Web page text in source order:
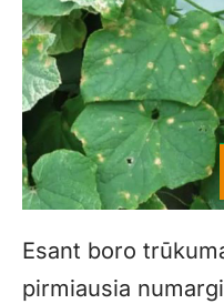
Esant boro
pirmiausia